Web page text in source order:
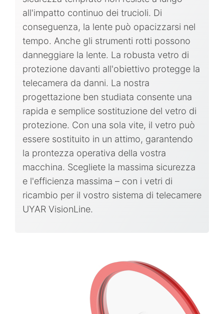
all'impatto continuo dei trucioli. Di
conseguenza, la lente può opacizzarsi nel
tempo. Anche gli strumenti rotti possono
danneggiare la lente. La robusta vetro di
protezione davanti all'obiettivo protegge la
telecamera da danni. La nostra
progettazione ben studiata consente una
rapida e semplice sostituzione del vetro di
protezione. Con una sola vite, il vetro può
essere sostituito in un attimo, garantendo
la prontezza operativa della vostra
macchina. Scegliete la massima sicurezza
e l'efficienza massima – con i vetri di
ricambio per il vostro sistema di telecamere
UYAR VisionLine.